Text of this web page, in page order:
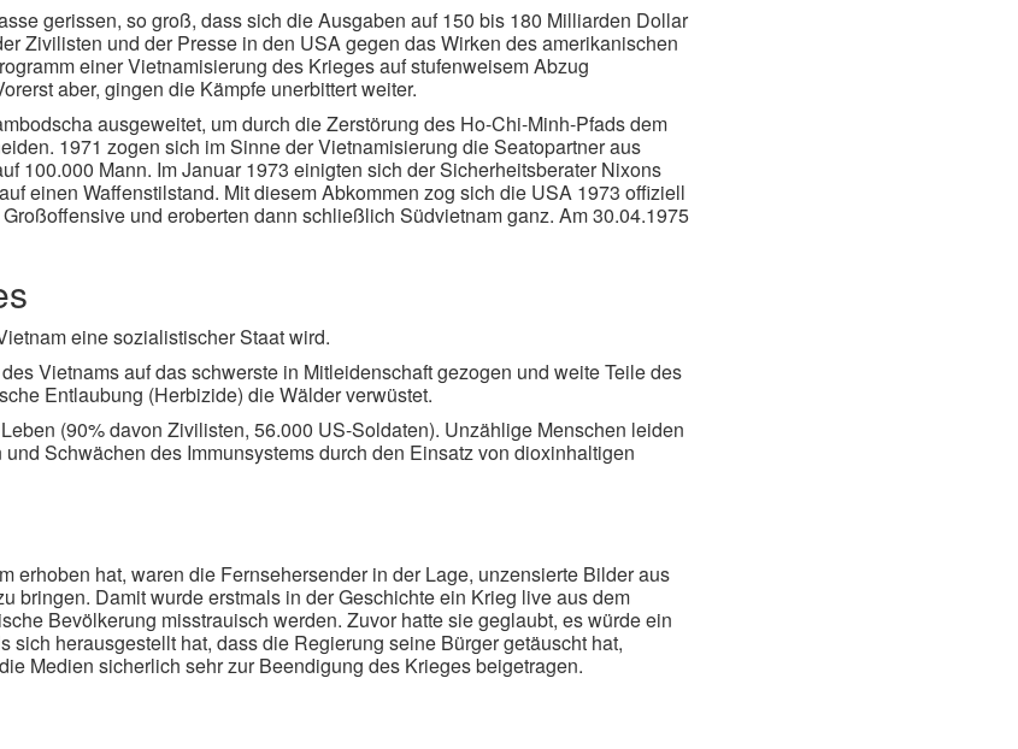
gerissen, so groß, dass sich die Ausgaben auf 150 bis 180 Milliarden Dollar
Zivilisten und der Presse in den USA gegen das Wirken des amerikanischen
einer Vietnamisierung des Krieges auf stufenweisem Abzug
aber, gingen die Kämpfe unerbittert weiter.
ausgeweitet, um durch die Zerstörung des Ho-Chi-Minh-Pfads dem
1971 zogen sich im Sinne der Vietnamisierung die Seatopartner aus
100.000 Mann. Im Januar 1973 einigten sich der Sicherheitsberater Nixons
einen Waffenstilstand. Mit diesem Abkommen zog sich die USA 1973 offiziell
und eroberten dann schließlich Südvietnam ganz. Am 30.04.1975
eine sozialistischer Staat wird.
Vietnams auf das schwerste in Mitleidenschaft gezogen und weite Teile des
Entlaubung (Herbizide) die Wälder verwüstet.
(90% davon Zivilisten, 56.000 US-Soldaten). Unzählige Menschen leiden
Schwächen des Immunsystems durch den Einsatz von dioxinhaltigen
erhoben hat, waren die Fernsehersender in der Lage, unzensierte Bilder aus
bringen. Damit wurde erstmals in der Geschichte ein Krieg live aus dem
Bevölkerung misstrauisch werden. Zuvor hatte sie geglaubt, es würde ein
sich herausgestellt hat, dass die Regierung seine Bürger getäuscht hat,
Medien sicherlich sehr zur Beendigung des Krieges beigetragen.